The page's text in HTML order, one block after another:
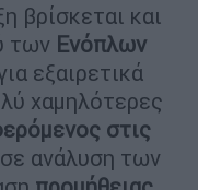
βρίσκεται και
των Ενόπλων
εξαιρετικά
χαμηλότερες
στις
ανάλυση των